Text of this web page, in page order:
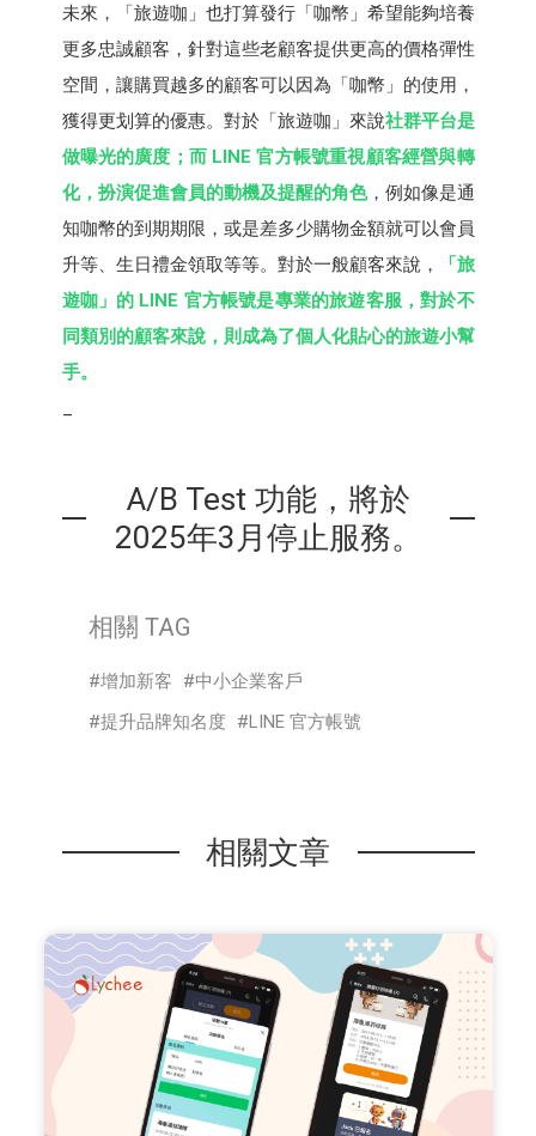
未來，「旅遊咖」也打算發行「咖幣」希望能夠培養
更多忠誠顧客，針對這些老顧客提供更高的價格彈性
空間，讓購買越多的顧客可以因為「咖幣」的使用，
獲得更划算的優惠。對於「旅遊咖」來說社群平台是
做曝光的廣度；而 LINE 官方帳號重視顧客經營與轉
化，扮演促進會員的動機及提醒的角色，例如像是通
知咖幣的到期期限，或是差多少購物金額就可以會員
升等、生日禮金領取等等。對於一般顧客來說，
「旅
遊咖」的 LINE 官方帳號是專業的旅遊客服，對於不
同類別的顧客來說，則成為了個人化貼心的旅遊小幫
手。
A/B Test 功能，將於
2025年3月停止服務。
相關 TAG
增加新客
中小企業客戶
提升品牌知名度
LINE 官方帳號
相關文章